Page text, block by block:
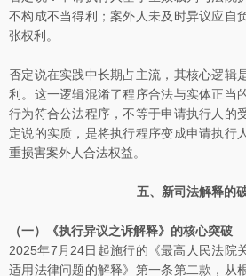
不构成不当得利；案外人未及时异议应自
张权利。
否定说在实践中长期占主流，其核心逻辑
利。这一逻辑混淆了程序合法与实体正当
行为符合公法程序，不等于申请执行人的
定说的实质，是将执行程序变成申请执行
重损害案外人合法权益。
五、新司法解释的
（一）《执行异议之诉解释》的核心突破
2025年7月24日起施行的《最高人民法院
适用法律问题的解释》第一条第二款，从